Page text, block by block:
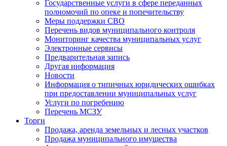
Государственные услуги в сфере переданных
полномочий по опеке и попечительству
Меры поддержки СВО
Перечень видов муниципального контроля
Мониторинг качества муниципальных услуг
Электронные сервисы
Предварительная запись
Другая информация
Новости
Информация о типичных юридических ошибках
при предоставлении муниципальных услуг
Услуги по погребению
Перечень МСЗУ
Торги
Продажа, аренда земельных и лесных участков
Продажа муниципального имущества